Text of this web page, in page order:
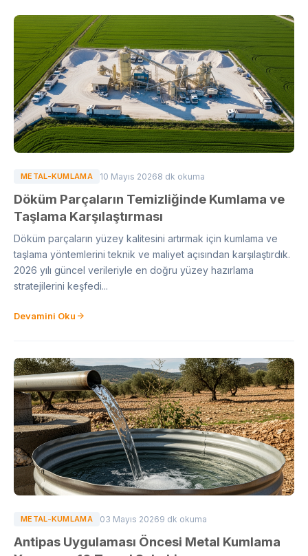
METAL-KUMLAMA 10 Mayıs 20268 dk okuma
Döküm Parçaların Temizliğinde Kumlama ve
Taşlama Karşılaştırması
Döküm parçaların yüzey kalitesini artırmak için kumlama ve
taşlama yöntemlerini teknik ve maliyet açısından karşılaştırdık.
2026 yılı güncel verileriyle en doğru yüzey hazırlama
stratejilerini keşfedi...
Devamini Oku
METAL-KUMLAMA 03 Mayıs 20269 dk okuma
Antipas Uygulaması Öncesi Metal Kumlama